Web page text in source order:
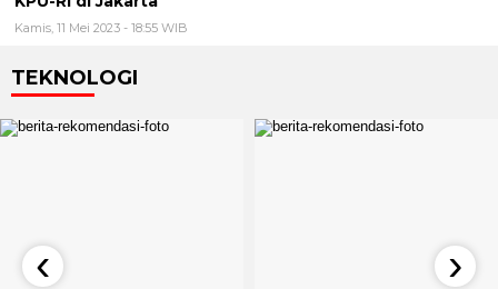
Kamis, 11 Mei 2023 - 18:55 WIB
TEKNOLOGI
‹ ›